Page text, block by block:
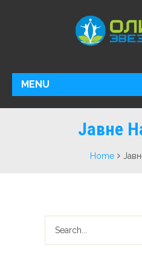
MENU
Јавне
Home